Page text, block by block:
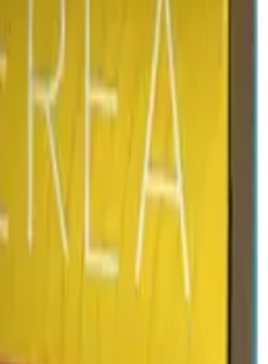
вкус, Экзотические
IQOS ILUMA с капсулой:
— Армения.